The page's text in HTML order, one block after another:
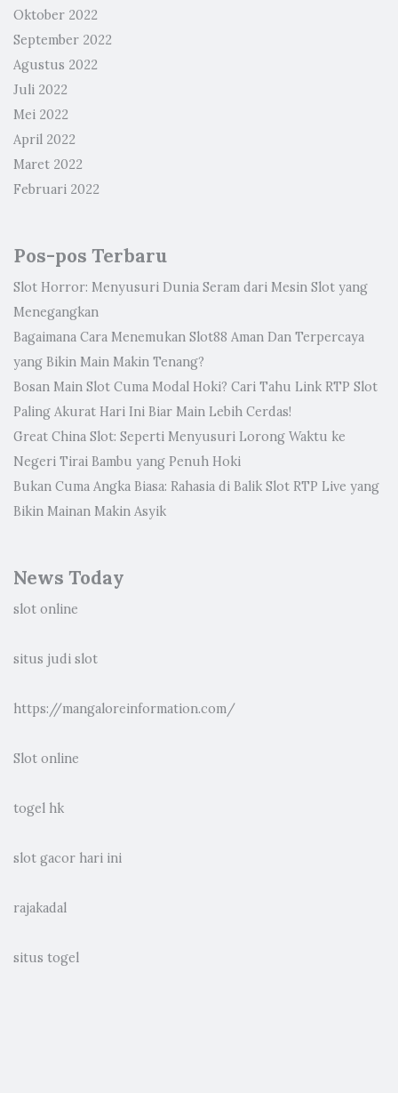
Oktober 2022
September 2022
Agustus 2022
Juli 2022
Mei 2022
April 2022
Maret 2022
Februari 2022
Pos-pos Terbaru
Slot Horror: Menyusuri Dunia Seram dari Mesin Slot yang
Menegangkan
Bagaimana Cara Menemukan Slot88 Aman Dan Terpercaya
yang Bikin Main Makin Tenang?
Bosan Main Slot Cuma Modal Hoki? Cari Tahu Link RTP Slot
Paling Akurat Hari Ini Biar Main Lebih Cerdas!
Great China Slot: Seperti Menyusuri Lorong Waktu ke
Negeri Tirai Bambu yang Penuh Hoki
Bukan Cuma Angka Biasa: Rahasia di Balik Slot RTP Live yang
Bikin Mainan Makin Asyik
News Today
slot online
situs judi slot
https://mangaloreinformation.com/
Slot online
togel hk
slot gacor hari ini
rajakadal
situs togel